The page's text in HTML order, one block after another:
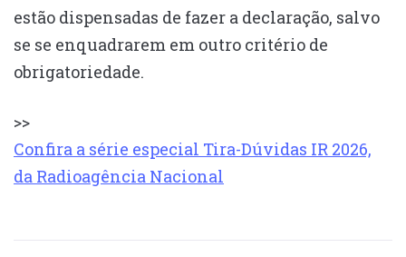
estão dispensadas de fazer a declaração, salvo
se se enquadrarem em outro critério de
obrigatoriedade.
>>
Confira a série especial Tira-Dúvidas IR 2026,
da Radioagência Nacional